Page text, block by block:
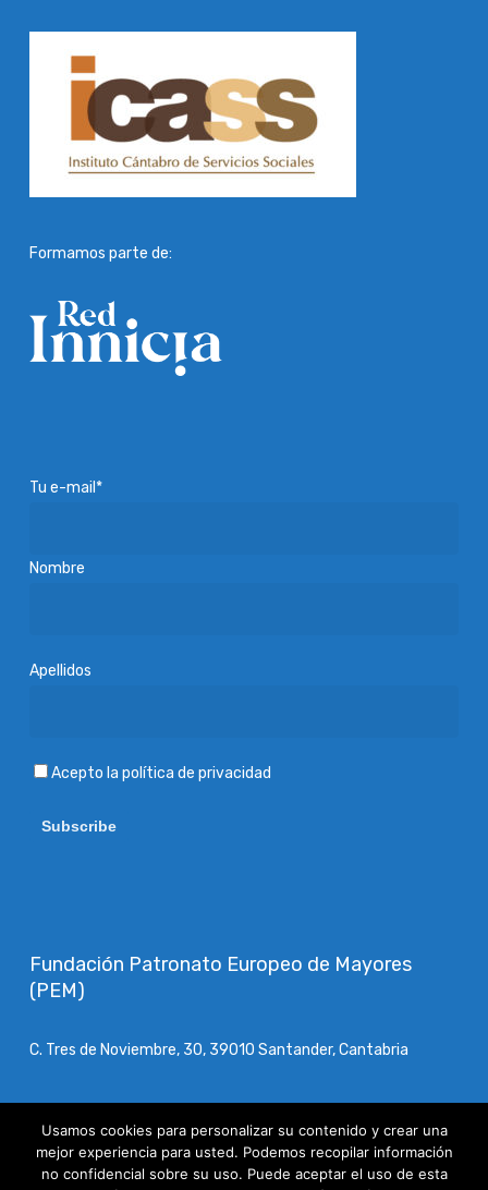
Formamos parte de:
Tu e-mail*
Nombre
Apellidos
Acepto la política de privacidad
Fundación Patronato Europeo de Mayores
(PEM)
C. Tres de Noviembre, 30, 39010 Santander, Cantabria
Aviso Legal
Usamos cookies para personalizar su contenido y crear una
mejor experiencia para usted. Podemos recopilar información
no confidencial sobre su uso. Puede aceptar el uso de esta